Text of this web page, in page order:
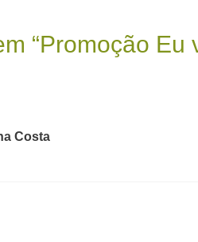
“Promoção Eu
Costa